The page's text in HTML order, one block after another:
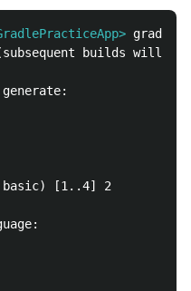
(subsequent builds will
basic) [1..4] 2